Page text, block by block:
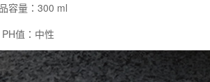
容量：300 ml
PH值：中性